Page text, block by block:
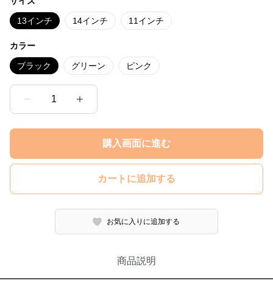
13インチ 14インチ 11インチ
カラー
ブラック グリーン ピンク
1
購入画面に進む
カートに追加する
お気に入りに追加する
商品説明